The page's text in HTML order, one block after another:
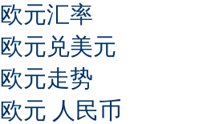
欧元汇率
欧元兑美元
欧元走势
欧元 人民币